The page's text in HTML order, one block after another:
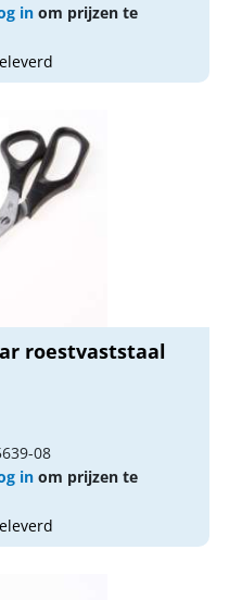
in om prijzen te
roestvaststaal
08
in om prijzen te